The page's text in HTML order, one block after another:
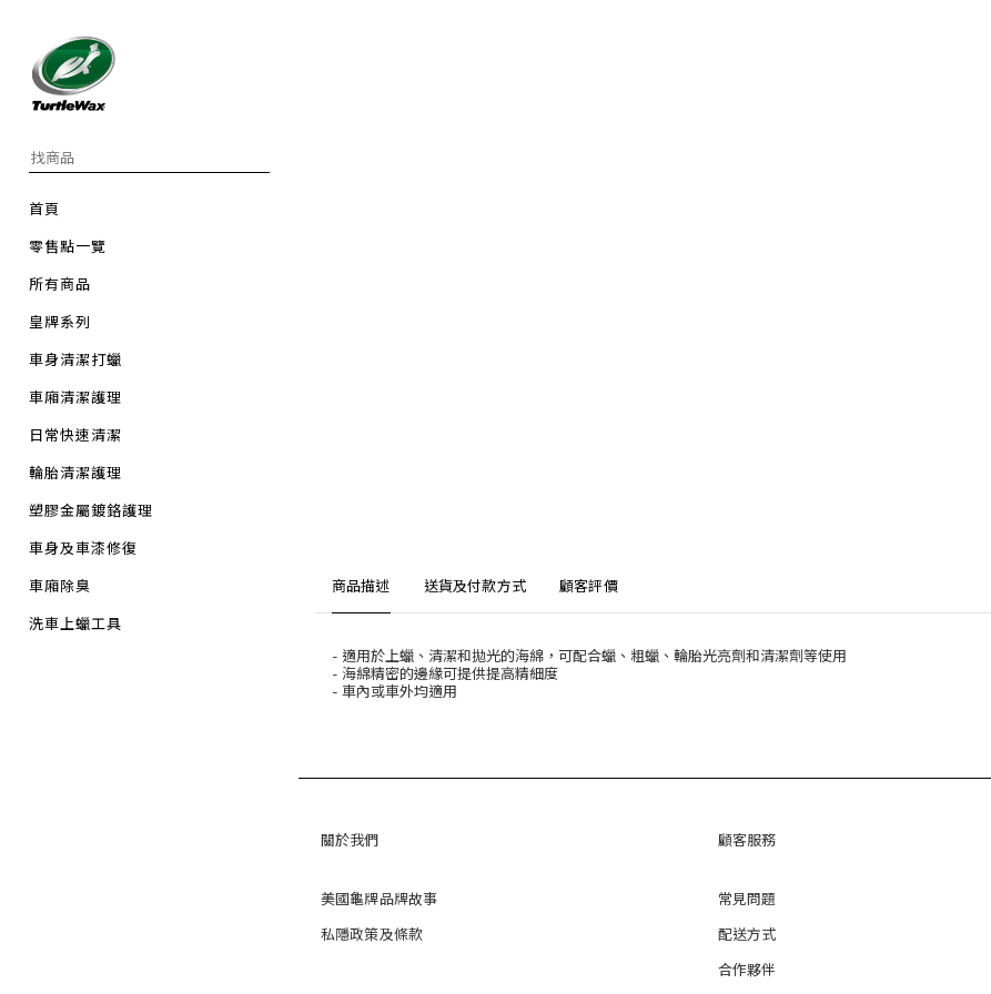
首頁
零售點一覽
所有商品
皇牌系列
車身清潔打蠟
車廂清潔護理
日常快速清潔
輪胎清潔護理
塑膠金屬鍍鉻護理
車身及車漆修復
車廂除臭
洗車上蠟工具
商品描述 送貨及付款方式 顧客評價
- 適用於上蠟、清潔和拋光的海綿，可配合蠟、粗蠟、輪胎光亮劑和清潔劑等使用
- 海綿精密的邊緣可提供提高精細度
- 車內或車外均適用
關於我們
美國龜牌品牌故事
私隱政策及條款
顧客服務
常見問題
配送方式
合作夥伴